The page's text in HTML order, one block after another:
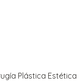
Plástica Estética